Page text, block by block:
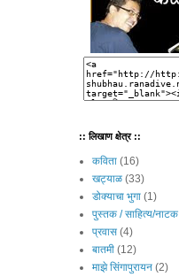
:: लिखाण क्षेत्र ::
कविता (16)
खट्याळ (33)
डोक्याचा भुगा (1)
पुस्तक / साहित्य/नाटक
प्रवास (4)
बातमी (12)
माझे सिंगापुरायन (2)